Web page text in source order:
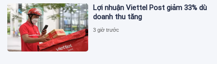
Lợi nhuận Viettel Post giảm 33% dù
doanh thu tăng
3 giờ trước